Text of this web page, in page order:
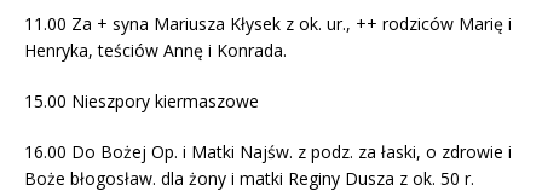
11.00 Za + syna Mariusza Kłysek z ok. ur., ++ rodziców Marię i
Henryka, teściów Annę i Konrada.
15.00 Nieszpory kiermaszowe
16.00 Do Bożej Op. i Matki Najśw. z podz. za łaski, o zdrowie i
Boże błogosław. dla żony i matki Reginy Dusza z ok. 50 r.